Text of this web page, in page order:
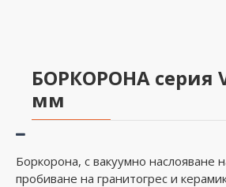
БОРКОРОНА серия
мм
Боркорона, с вакуумно наслояване
пробиване на гранитогрес и